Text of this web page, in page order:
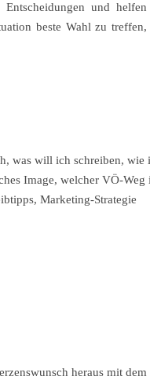
und helfen
beste Wahl zu treffen,
was will ich schreiben,
Image, welcher VÖ-
Marketing-Strategie
heraus mit dem